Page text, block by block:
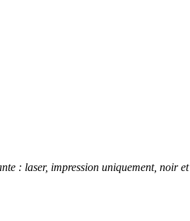
: laser, impression uniquement, noir et